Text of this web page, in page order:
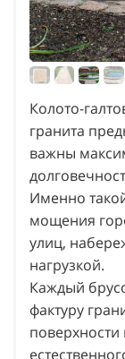
Колото-
гранита
важны
Именно
мощения
улиц,
нагрузкой.
Каждый
фактуру